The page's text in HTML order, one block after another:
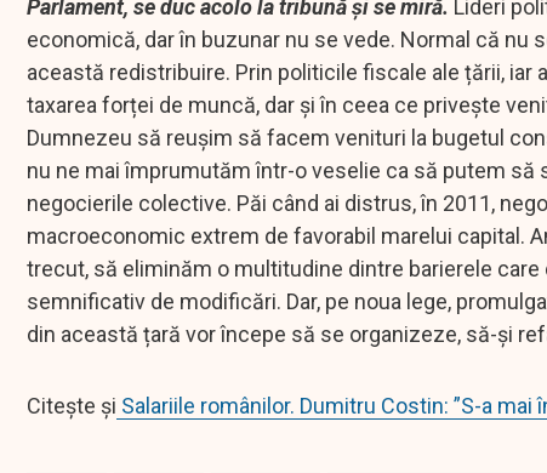
Parlament, se duc acolo la tribună și se miră. Lideri
economică, dar în buzunar nu se vede. Normal că nu
această redistribuire. Prin politicile fiscale ale țării, iar
taxarea forței de muncă, dar și în ceea ce privește
Dumnezeu să reușim să facem venituri la bugetul
nu ne mai împrumutăm într-o veselie ca să putem să
negocierile colective. Păi când ai distrus, în 2011,
macroeconomic extrem de favorabil marelui capital.
trecut, să eliminăm o multitudine dintre barierele
semnificativ de modificări. Dar, pe noua lege,
din această țară vor începe să se organizeze, să-și
Citește și Salariile românilor. Dumitru Costin: ”S-a